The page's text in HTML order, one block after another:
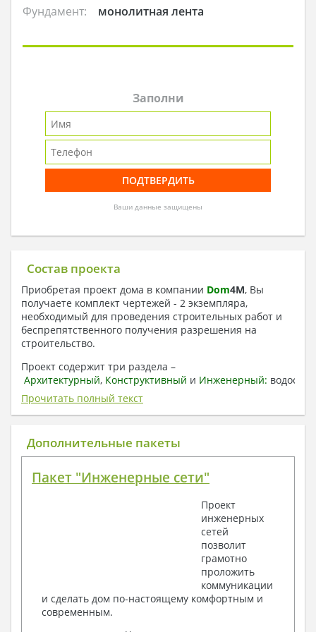
Фундамент: монолитная лента
Заполни
Ваши данные защищены
Состав проекта
Приобретая проект дома в компании Dom4M, Вы
получаете комплект чертежей - 2 экземпляра,
необходимый для проведения строительных работ и
беспрепятственного получения разрешения на
строительство.
Проект содержит три раздела –
Архитектурный, Конструктивный и Инженерный:
отопление, вентиляция, канализация,
электроснабжение (приобретается за дополнительную
плату) + Пояснительная записка.
1. Архитектурный раздел:
План координационных осей
Поэтажные маркировочные планы с
Разрезы и состав конструкций
Фасады с ведомостью внешних отделок
Элементы проемов – спецификация
Ведомость перемычек – сечения и
спецификация
Экспликация полов
Прочитать полный текст
Дополнительные пакеты
Пакет "Инженерные сети"
Проект
инженерных
сетей
позволит
грамотно
проложить
коммуникации
и сделать дом по-настоящему комфортным и
современным.